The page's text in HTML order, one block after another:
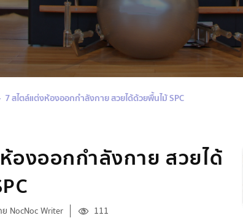
7 สไตล์แต่งห้องออกกำลังกาย สวยได้ด้วยพื้นไม้ SPC
องออกกำลังกาย สวยได้
ย NocNoc Writer 111